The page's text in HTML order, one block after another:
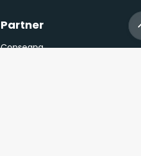
Partner
Consegna